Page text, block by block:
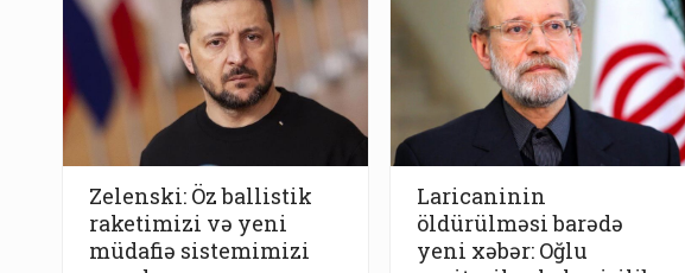
Zelenski: Öz ballistik
raketimizi və yeni
müdafiə sistemimizi
Laricaninin
öldürülməsi barədə
yeni xəbər: Oğlu